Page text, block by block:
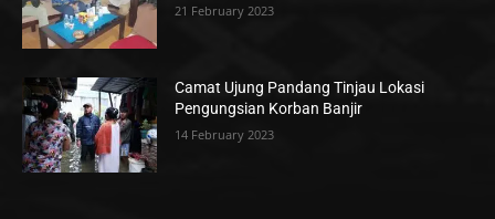
21 February 2023
Camat Ujung Pandang Tinjau Lokasi
Pengungsian Korban Banjir
14 February 2023